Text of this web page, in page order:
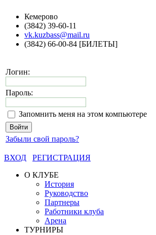
Кемерово
(3842) 39-60-11
vk.kuzbass@mail.ru
(3842) 66-00-84 [БИЛЕТЫ]
Логин:
Пароль:
Запомнить меня на этом компьютере
Забыли свой пароль?
ВХОД
РЕГИСТРАЦИЯ
О КЛУБЕ
История
Руководство
Партнеры
Работники клуба
Арена
ТУРНИРЫ